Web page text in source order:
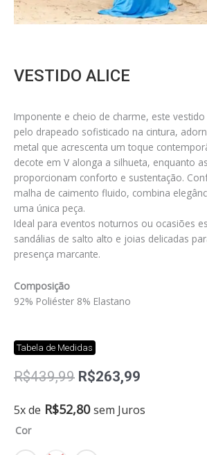
VESTIDO ALICE
Imponente e cheio de charme, este
pelo drapeado sofisticado na cintura,
metal que acrescenta um toque
decote em V alonga a silhueta, enquanto
proporcionam conforto e sustentação.
malha de caimento fluido, combina
uma única peça.
Ideal para eventos noturnos ou ocasiões
sandálias de salto alto e joias delicadas
presença marcante.
Composição
92% Poliéster 8% Elastano
Tabela de Medidas
R$439,99 O
original
R$263,99
atual
5x de R$52,80 sem Juros
Cor
Vestido
quantidade